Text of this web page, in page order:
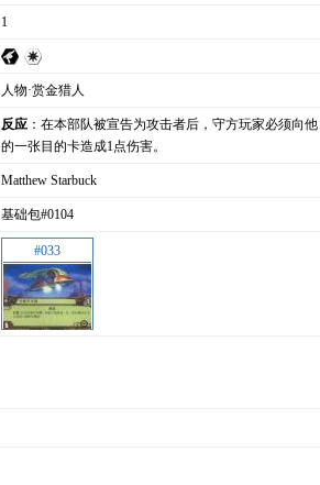
1
人物·赏金猎人
反应 ：在本部队被宣告为攻击者后，守方玩家必须向他
的一张目的卡造成1点伤害。
Matthew Starbuck
基础包#0104
#033